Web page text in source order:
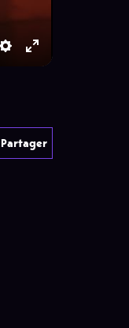
Enter
Partager